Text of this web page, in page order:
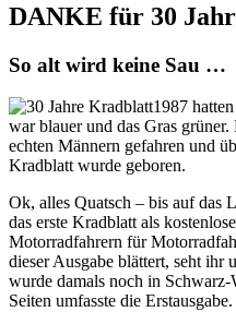
DANKE für 30
So alt wird keine Sau …
1987
war blauer und das Gras
echten Männern gefahren und
Kradblatt wurde geboren.
Ok, alles Quatsch – bis auf das
das erste Kradblatt als
Motorradfahrern für
dieser Ausgabe blättert, seht ihr
wurde damals noch in
Seiten umfasste die Erstausgabe.